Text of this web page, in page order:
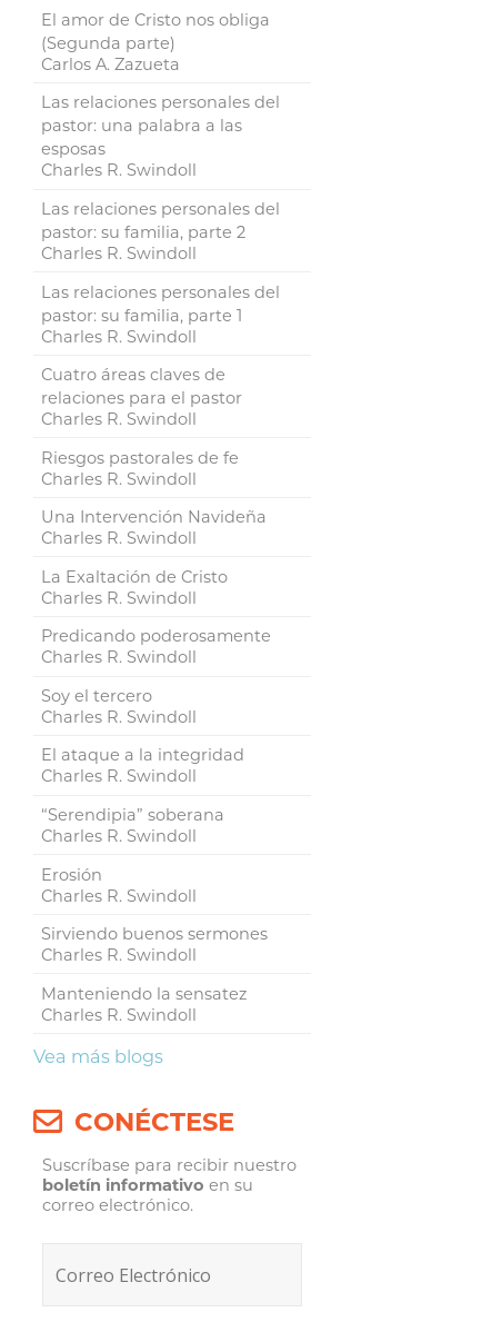
El amor de Cristo nos obliga
(Segunda parte)
Carlos A. Zazueta
Las relaciones personales del
pastor: una palabra a las
esposas
Charles R. Swindoll
Las relaciones personales del
pastor: su familia, parte 2
Charles R. Swindoll
Las relaciones personales del
pastor: su familia, parte 1
Charles R. Swindoll
Cuatro áreas claves de
relaciones para el pastor
Charles R. Swindoll
Riesgos pastorales de fe
Charles R. Swindoll
Una Intervención Navideña
Charles R. Swindoll
La Exaltación de Cristo
Charles R. Swindoll
Predicando poderosamente
Charles R. Swindoll
Soy el tercero
Charles R. Swindoll
El ataque a la integridad
Charles R. Swindoll
“Serendipia” soberana
Charles R. Swindoll
Erosión
Charles R. Swindoll
Sirviendo buenos sermones
Charles R. Swindoll
Manteniendo la sensatez
Charles R. Swindoll
Vea más blogs
CONÉCTESE
Suscríbase para recibir nuestro
boletín informativo en su
correo electrónico.